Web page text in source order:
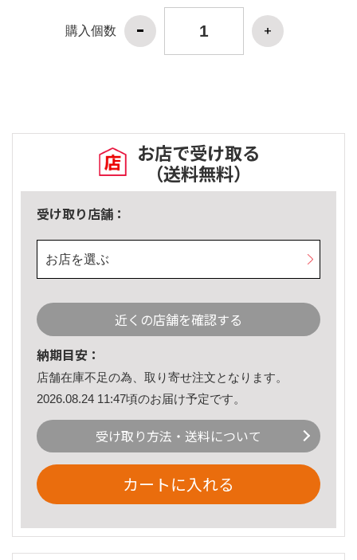
購入個数
お店で受け取る
（送料無料）
受け取り店舗：
お店を選ぶ
近くの店舗を確認する
納期目安：
店舗在庫不足の為、取り寄せ注文となります。
2026.08.24 11:47頃のお届け予定です。
受け取り方法・送料について
カートに入れる